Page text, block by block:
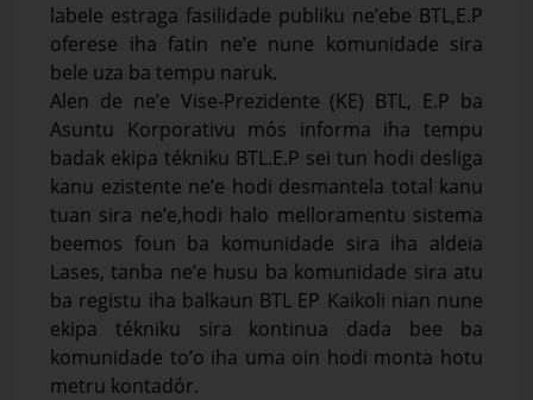
labele estraga fasilidade publiku ne’ebe BTL,E.P
oferese iha fatin ne’e nune komunidade sira
bele uza ba tempu naruk.
Alen de ne’e Vise-Prezidente (KE) BTL, E.P ba
Asuntu Korporativu mós informa iha tempu
badak ekipa tékniku BTL.E.P sei tun hodi desliga
kanu ezistente ne’e hodi desmantela total kanu
tuan sira ne’e,hodi halo melloramentu sistema
beemos foun ba komunidade sira iha aldeia
Lases, tanba ne’e husu ba komunidade sira atu
ba registu iha balkaun BTL EP Kaikoli nian nune
ekipa tékniku sira kontinua dada bee ba
komunidade to’o iha uma oin hodi monta hotu
metru kontadór.